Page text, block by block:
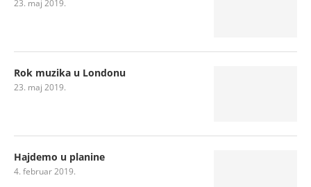
23. maj 2019.
Rok muzika u Londonu
23. maj 2019.
Hajdemo u planine
4. februar 2019.